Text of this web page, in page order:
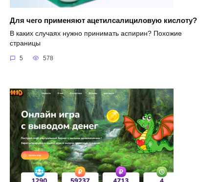
Для чего применяют ацетилсалициловую кислоту?
В каких случаях нужно принимать аспирин? Похожие
страницы
5 578